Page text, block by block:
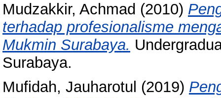
Mudzakkir, Achmad (2010)
terhadap profesionalisme
Mukmin Surabaya.
Surabaya.
Mufidah, Jauharotul (2019)